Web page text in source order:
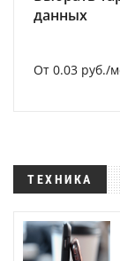
данных
От 0.03 руб./
ТЕХНИКА